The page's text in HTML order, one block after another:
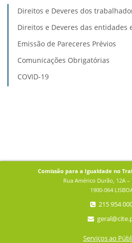
Direitos e Deveres dos
Direitos e Deveres das entidades
Emissão de Pareceres Prévios
Comunicações Obrigatórias
COVID-19
Comissão para a Igualdade no
Rua Américo Durão, 12A –
1900-064
215 954
Serviços ao